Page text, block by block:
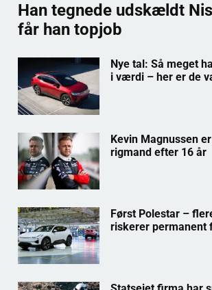
Han tegnede udskældt
får han topjob
Nye tal: Så meget
i værdi – her er de
Kevin Magnussen
rigmand efter 16 år
Først Polestar –
riskerer permanent